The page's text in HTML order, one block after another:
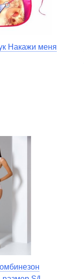
Накажи меня